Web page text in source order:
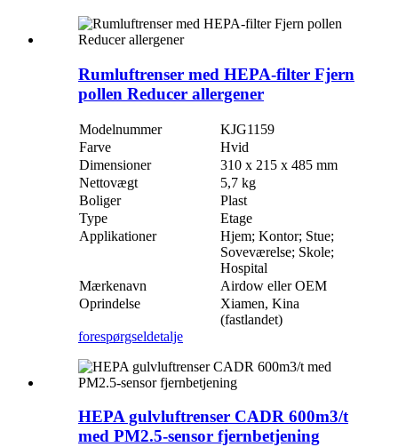
Rumluftrenser med HEPA-filter Fjern
pollen Reducer allergener
Modelnummer
KJG1159
Farve
Hvid
Dimensioner
310 x 215 x 485 mm
Nettovægt
5,7 kg
Boliger
Plast
Type
Etage
Applikationer
Hjem; Kontor; Stue;
Soveværelse; Skole;
Hospital
Mærkenavn
Airdow eller OEM
Oprindelse
Xiamen, Kina
(fastlandet)
forespørgseldetalje
HEPA gulvluftrenser CADR 600m3/t
med PM2.5-sensor fjernbetjening